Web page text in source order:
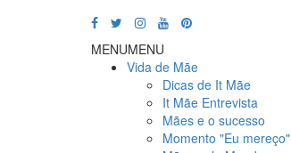
MENUMENU
Vida de Mãe
Dicas de It Mãe
It Mãe Entrevista
Mães e o sucesso
Momento "Eu mereço"